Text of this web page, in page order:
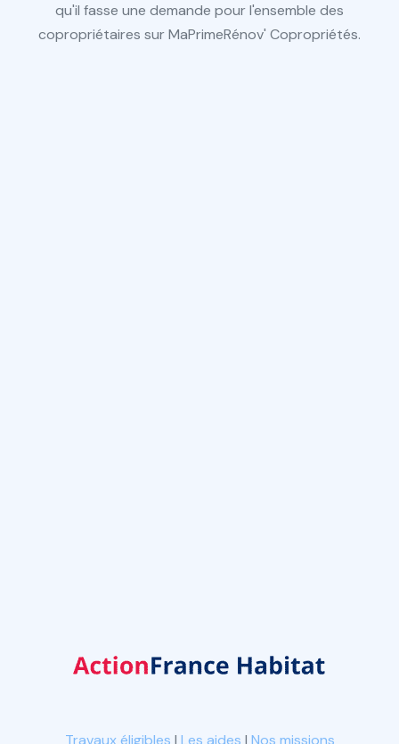
qu'il fasse une demande pour l'ensemble des
copropriétaires sur MaPrimeRénov' Copropriétés.
Travaux éligibles | Les aides | Nos missions